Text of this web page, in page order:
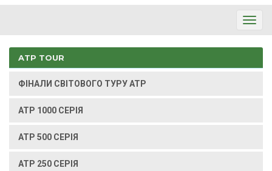
ATP TOUR
ФІНАЛИ СВІТОВОГО ТУРУ ATP
ATP 1000 СЕРІЯ
ATP 500 СЕРІЯ
ATP 250 СЕРІЯ